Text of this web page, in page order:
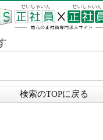
検索のTOPに戻る